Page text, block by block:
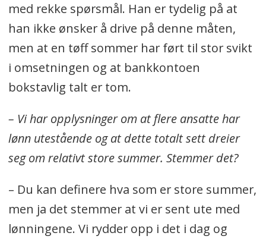
med rekke spørsmål. Han er tydelig på at
han ikke ønsker å drive på denne måten,
men at en tøff sommer har ført til stor svikt
i omsetningen og at bankkontoen
bokstavlig talt er tom.
– Vi har opplysninger om at flere ansatte har
lønn utestående og at dette totalt sett dreier
seg om relativt store summer. Stemmer det?
– Du kan definere hva som er store summer,
men ja det stemmer at vi er sent ute med
lønningene. Vi rydder opp i det i dag og